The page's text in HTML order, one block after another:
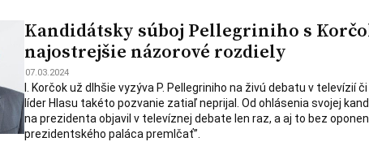
Kandidátsky súboj Pellegriniho s
najostrejšie názorové rozdiely
07.03.2024
I. Korčok už dlhšie vyzýva P. Pellegriniho na živú debatu v televízií
líder Hlasu takéto pozvanie zatiaľ neprijal. Od ohlásenia svojej
na prezidenta objavil v televíznej debate len raz, a aj to bez
prezidentského paláca premlčať”.